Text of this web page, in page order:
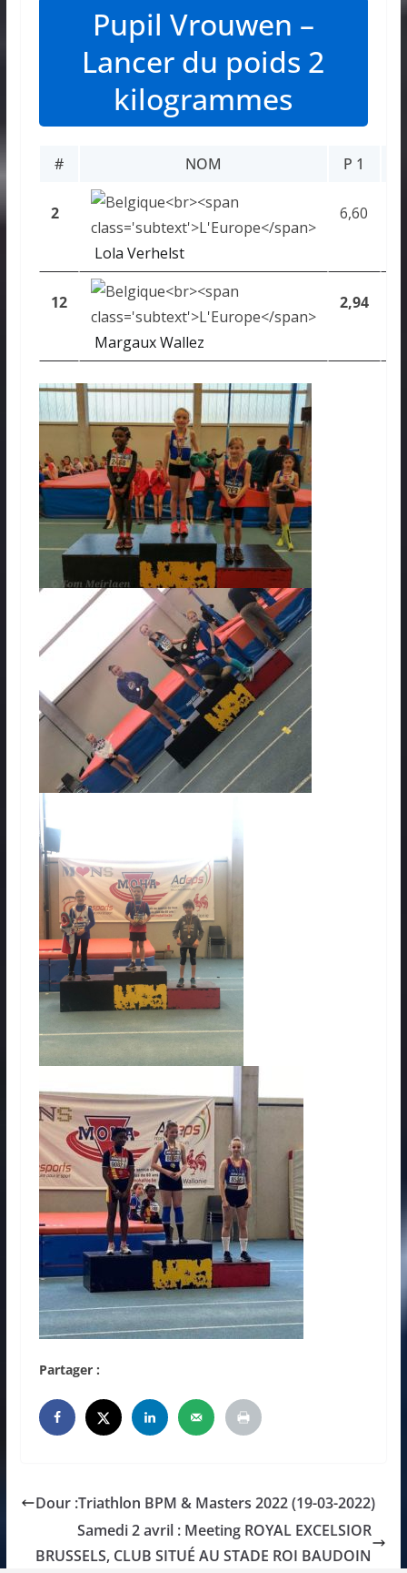
Pupil Vrouwen –
Lancer du poids 2
kilogrammes
# NOM P 1
2
Lola Verhelst
6,60
12
Margaux Wallez
2,94
Partager :
Dour :Triathlon BPM & Masters 2022 (19-03-2022)
Samedi 2 avril : Meeting ROYAL EXCELSIOR
BRUSSELS, CLUB SITUÉ AU STADE ROI BAUDOIN